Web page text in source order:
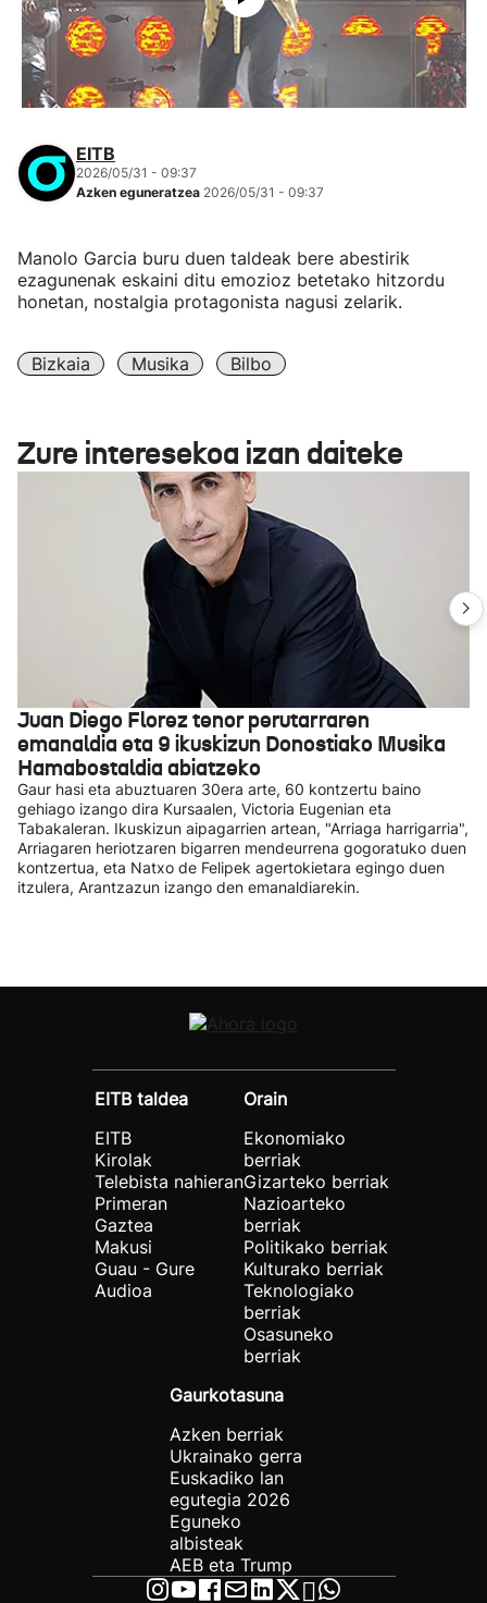
EITB
2026/05/31 - 09:37
Azken eguneratzea 2026/05/31 - 09:37
Manolo Garcia buru duen taldeak bere abestirik
ezagunenak eskaini ditu emozioz betetako hitzordu
honetan, nostalgia protagonista nagusi zelarik.
Bizkaia Musika Bilbo
Zure interesekoa izan daiteke
Juan Diego Florez tenor perutarraren
emanaldia eta 9 ikuskizun Donostiako Musika
Hamabostaldia abiatzeko
Gaur hasi eta abuztuaren 30era arte, 60 kontzertu baino
gehiago izango dira Kursaalen, Victoria Eugenian eta
Tabakaleran. Ikuskizun aipagarrien artean, "Arriaga harrigarria",
Arriagaren heriotzaren bigarren mendeurrena gogoratuko duen
kontzertua, eta Natxo de Felipek agertokietara egingo duen
itzulera, Arantzazun izango den emanaldiarekin.
EITB taldea
EITB
Kirolak
Telebista nahieran
Primeran
Gaztea
Makusi
Guau - Gure
Audioa
Orain
Ekonomiako
berriak
Gizarteko berriak
Nazioarteko
berriak
Politikako berriak
Kulturako berriak
Teknologiako
berriak
Osasuneko
berriak
Gaurkotasuna
Azken berriak
Ukrainako gerra
Euskadiko lan
egutegia 2026
Eguneko
albisteak
AEB eta Trump